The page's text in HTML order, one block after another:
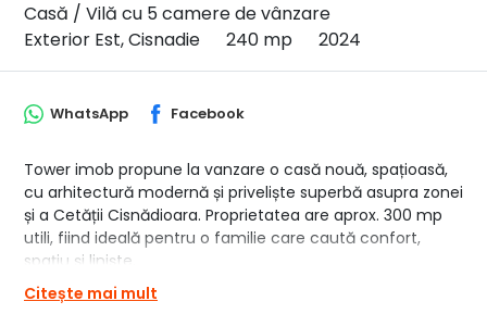
Casă / Vilă cu 5 camere de vânzare
Exterior Est, Cisnadie
240 mp 2024
WhatsApp Facebook
Tower imob propune la vanzare o casă nouă, spațioasă,
cu arhitectură modernă și priveliște superbă asupra zonei
și a Cetății Cisnădioara. Proprietatea are aprox. 300 mp
utili, fiind ideală pentru o familie care caută confort,
spațiu și liniște.
Exterior finalizat la cheie
Citește mai mult